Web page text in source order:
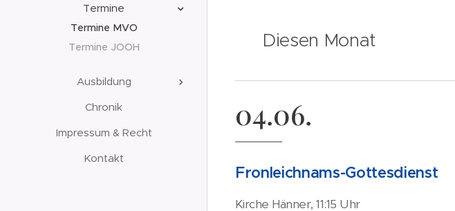
Termine
Termine MVO
Termine JOOH
Ausbildung
Chronik
Impressum & Recht
Kontakt
Diesen Monat
04.06.
Fronleichnams-Gottesdienst
Kirche Hänner, 11:15 Uhr